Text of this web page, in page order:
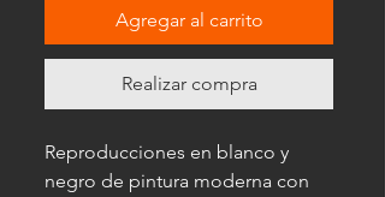
Agregar al carrito
Realizar compra
Reproducciones en blanco y
negro de pintura moderna con